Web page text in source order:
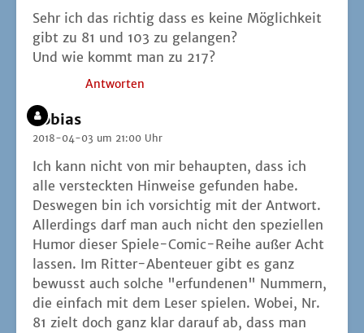
Sehr ich das rich­tig dass es kei­ne Mög­lich­keit
gibt zu 81 und 103 zu gelangen?
Und wie kommt man zu 217?
Antworten
Tobias
2018-04-03 um 21:00 Uhr
Ich kann nicht von mir behaup­ten, dass ich
alle ver­steck­ten Hin­wei­se gefun­den habe.
Des­we­gen bin ich vor­sich­tig mit der Antwort.
Aller­dings darf man auch nicht den spe­zi­el­len
Humor die­ser Spie­le-Comic-Rei­he außer Acht
las­sen. Im Rit­ter-Aben­teu­er gibt es ganz
bewusst auch sol­che "erfun­de­nen" Num­mern,
die ein­fach mit dem Leser spie­len. Wobei, Nr.
81 zielt doch ganz klar dar­auf ab, dass man